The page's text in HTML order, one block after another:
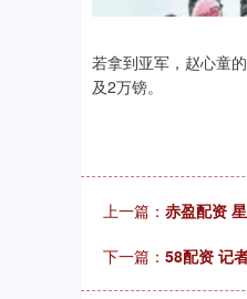
若拿到亚军，赵心童
及2万镑。
上一篇： 赤盈配资
下一篇： 58配资 记